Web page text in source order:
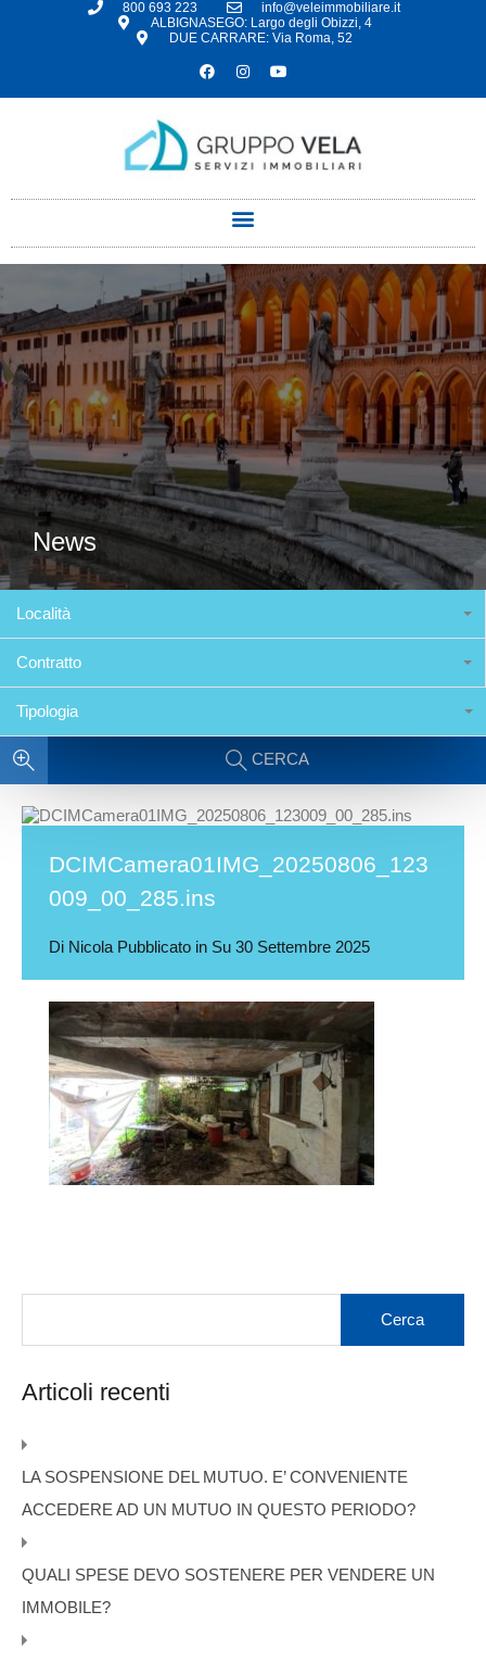
800 693 223
info@veleimmobiliare.it
ALBIGNASEGO: Largo degli Obizzi, 4
DUE CARRARE: Via Roma, 52
News
Località
Contratto
Tipologia
CERCA
DCIMCamera01IMG_20250806_123
009_00_285.ins
Di Nicola Pubblicato in Su 30 Settembre 2025
Articoli recenti
LA SOSPENSIONE DEL MUTUO. E’ CONVENIENTE
ACCEDERE AD UN MUTUO IN QUESTO PERIODO?
QUALI SPESE DEVO SOSTENERE PER VENDERE UN
IMMOBILE?